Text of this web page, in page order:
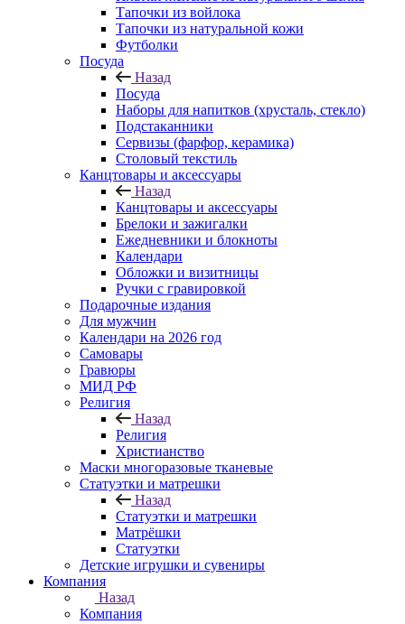
Тапочки из войлока
Тапочки из натуральной кожи
Футболки
Посуда
Назад
Посуда
Наборы для напитков (хрусталь, стекло)
Подстаканники
Сервизы (фарфор, керамика)
Столовый текстиль
Канцтовары и аксессуары
Назад
Канцтовары и аксессуары
Брелоки и зажигалки
Ежедневники и блокноты
Календари
Обложки и визитницы
Ручки с гравировкой
Подарочные издания
Для мужчин
Календари на 2026 год
Самовары
Гравюры
МИД РФ
Религия
Назад
Религия
Христианство
Маски многоразовые тканевые
Статуэтки и матрешки
Назад
Статуэтки и матрешки
Матрёшки
Статуэтки
Детские игрушки и сувениры
Компания
Назад
Компания